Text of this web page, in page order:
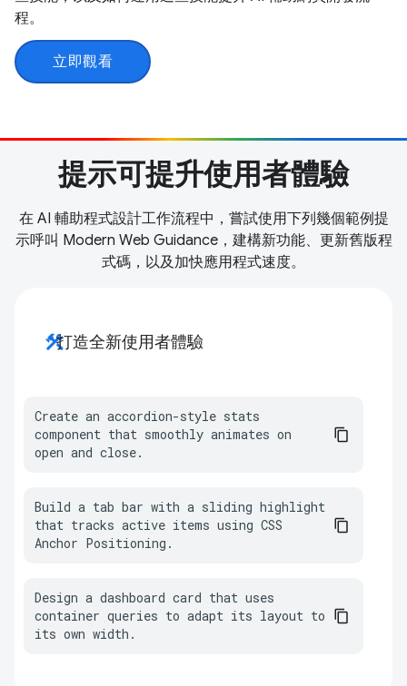
程。
立即觀看
提示可提升使用者體驗
在 AI 輔助程式設計工作流程中，嘗試使用下列幾個範例提
示呼叫 Modern Web Guidance，建構新功能、更新舊版程
式碼，以及加快應用程式速度。
construction打造全新使用者體驗
Create an accordion-style stats
component that smoothly animates on
open and close.
Build a tab bar with a sliding highlight
that tracks active items using CSS
Anchor Positioning.
Design a dashboard card that uses
container queries to adapt its layout to
its own width.